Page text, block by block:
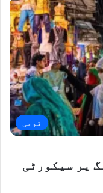
قومی
پر سیکورٹی